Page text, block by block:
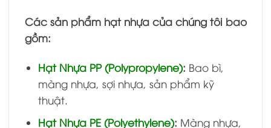
Các sản phẩm hạt nhựa của chúng tôi bao
gồm:
Hạt Nhựa PP (Polypropylene): Bao bì,
màng nhựa, sợi nhựa, sản phẩm kỹ
thuật.
Hạt Nhựa PE (Polyethylene): Màng nhựa,